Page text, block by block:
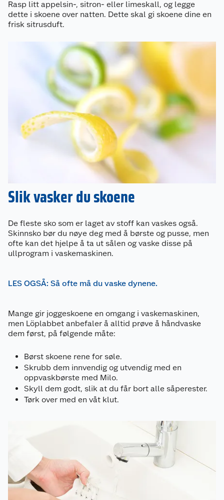
Rasp litt appelsin-, sitron- eller limeskall, og legge
dette i skoene over natten. Dette skal gi skoene dine en
frisk sitrusduft.
Slik vasker du skoene
De fleste sko som er laget av stoff kan vaskes også.
Skinnsko bør du nøye deg med å børste og pusse, men
ofte kan det hjelpe å ta ut sålen og vaske disse på
ullprogram i vaskemaskinen.
LES OGSÅ: Så ofte må du vaske dynene.
Mange gir joggeskoene en omgang i vaskemaskinen,
men Löplabbet anbefaler å alltid prøve å håndvaske
dem først, på følgende måte:
Børst skoene rene for søle.
Skrubb dem innvendig og utvendig med en
oppvaskbørste med Milo.
Skyll dem godt, slik at du får bort alle såperester.
Tørk over med en våt klut.